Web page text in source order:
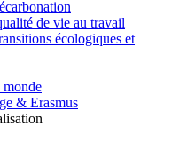
de vie au travail
écologiques et
monde
& Erasmus